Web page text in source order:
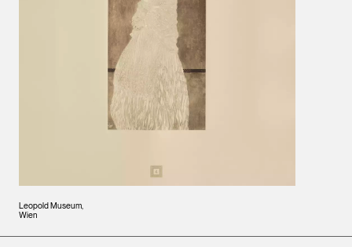
Leopold Museum,
Wien